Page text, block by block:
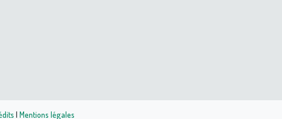
| Mentions légales